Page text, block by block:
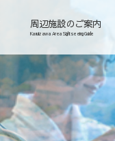
周辺施設のご案内
Karuizawa Area Sightseeing Guide